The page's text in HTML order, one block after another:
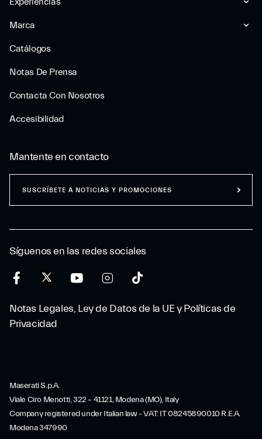
Marca
Catálogos
Notas De Prensa
Contacta Con Nosotros
Accesibilidad
Síguenos en las redes sociales
Notas Legales, Ley de Datos de la UE y Políticas de
Privacidad
Mantente en contacto
SUSCRÍBETE A NOTICIAS Y PROMOCIONES
Maserati S.p.A.
Viale Ciro Menotti, 322 – 41121, Modena (MO), Italy
Company registered under Italian law - VAT: IT 08245890010 R.E.A.
Modena 347990